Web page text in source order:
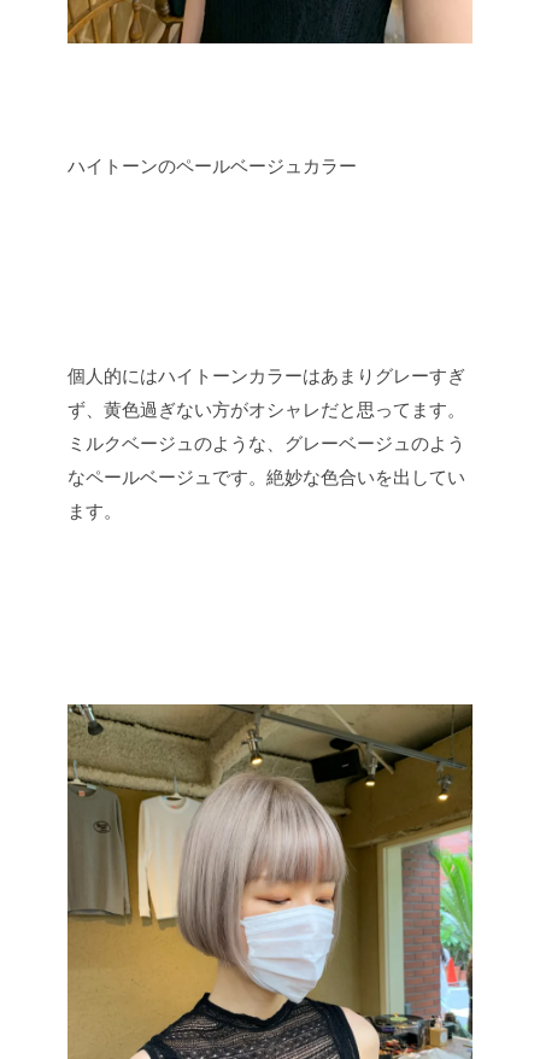
ハイトーンのペールベージュカラー
個人的にはハイトーンカラーはあまりグレーすぎ
ず、黄色過ぎない方がオシャレだと思ってます。
ミルクベージュのような、グレーベージュのよう
なペールベージュです。絶妙な色合いを出してい
ます。